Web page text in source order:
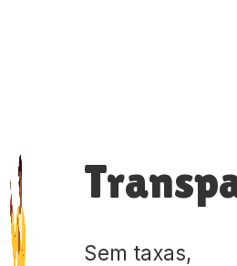
Sem taxas,